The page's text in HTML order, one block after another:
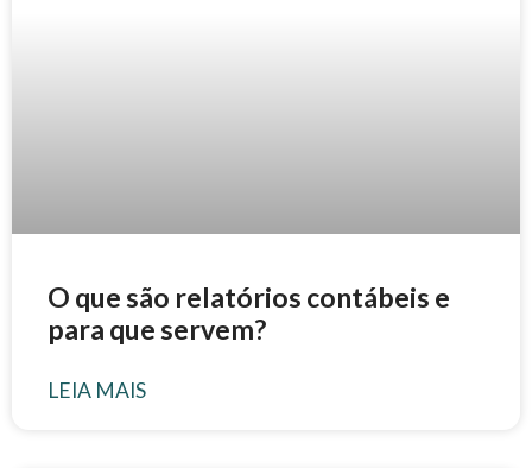
O que são relatórios contábeis e
para que servem?
LEIA MAIS